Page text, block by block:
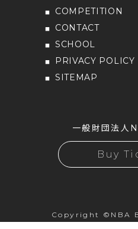
COMPETITION
CONTACT
SCHOOL
PRIVACY POLICY
SITEMAP
一般財団法人
Buy
Copyright ©NBA